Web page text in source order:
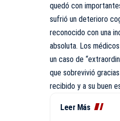
quedó con
sufrió un deterioro
reconocido con una
absoluta. Los
un caso de
que sobrevivió
recibido y a su buen
Leer Más